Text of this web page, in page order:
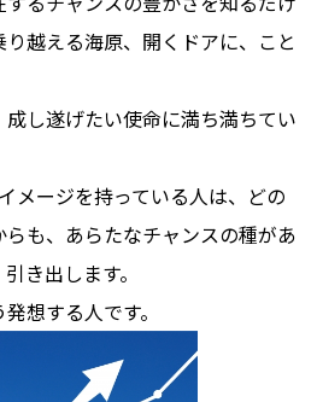
越える海原、開くドアに、こと
し遂げたい使命に満ち満ちてい
メージを持っている人は、どの
も、あらたなチャンスの種があ
き出します。
想する人です。